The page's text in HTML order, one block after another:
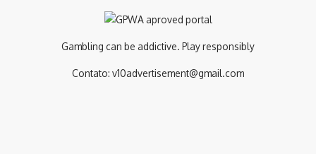
Gambling can be addictive. Play responsibly
Contato: v10advertisement@gmail.com